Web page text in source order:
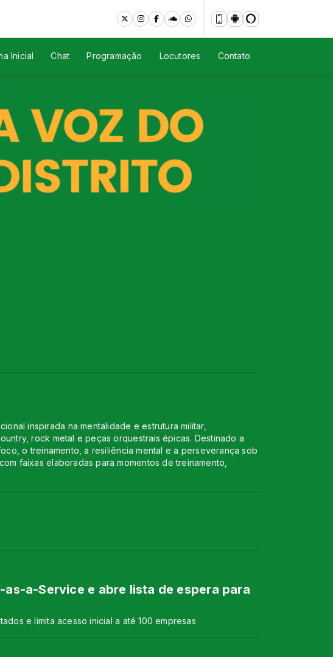
Inicial Chat Programação Locutores Contato
inspirada na mentalidade e estrutura militar,
rock metal e peças orquestrais épicas. Destinado a
o treinamento, a resiliência mental e a perseverança sob
faixas elaboradas para momentos de treinamento,
a-Service e abre lista de espera para
e limita acesso inicial a até 100 empresas